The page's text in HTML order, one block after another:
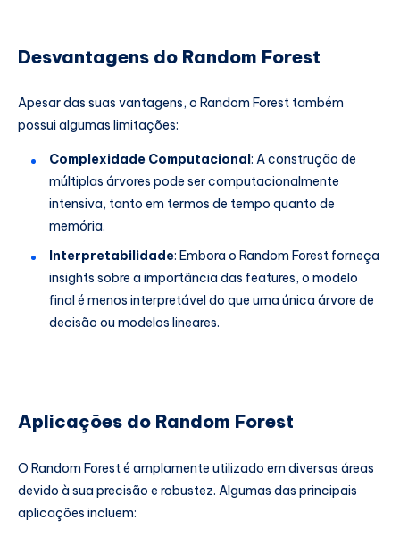
Desvantagens do Random Forest
Apesar das suas vantagens, o Random Forest também
possui algumas limitações:
Complexidade Computacional: A construção de
múltiplas árvores pode ser computacionalmente
intensiva, tanto em termos de tempo quanto de
memória.
Interpretabilidade: Embora o Random Forest forneça
insights sobre a importância das features, o modelo
final é menos interpretável do que uma única árvore de
decisão ou modelos lineares.
Aplicações do Random Forest
O Random Forest é amplamente utilizado em diversas áreas
devido à sua precisão e robustez. Algumas das principais
aplicações incluem: